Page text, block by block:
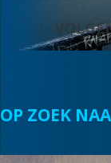
OP ZOEK